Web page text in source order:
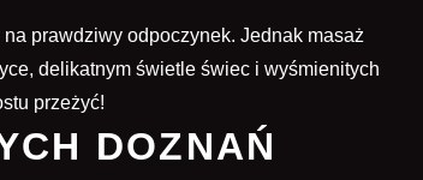
prawdziwy odpoczynek. Jednak masaż
delikatnym świetle świec i wyśmienitych
przeżyć!
DOZNAŃ